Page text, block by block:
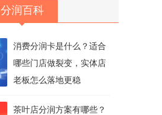
分润百科
消费分润卡是什么？适合
哪些门店做裂变，实体店
老板怎么落地更稳
茶叶店分润方案有哪些？